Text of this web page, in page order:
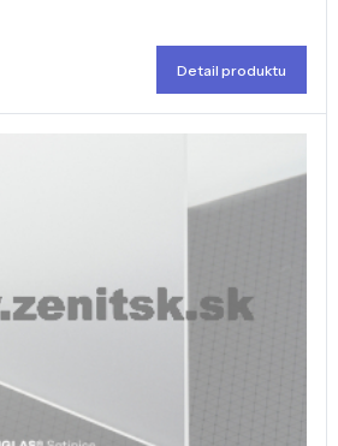
Detail produktu